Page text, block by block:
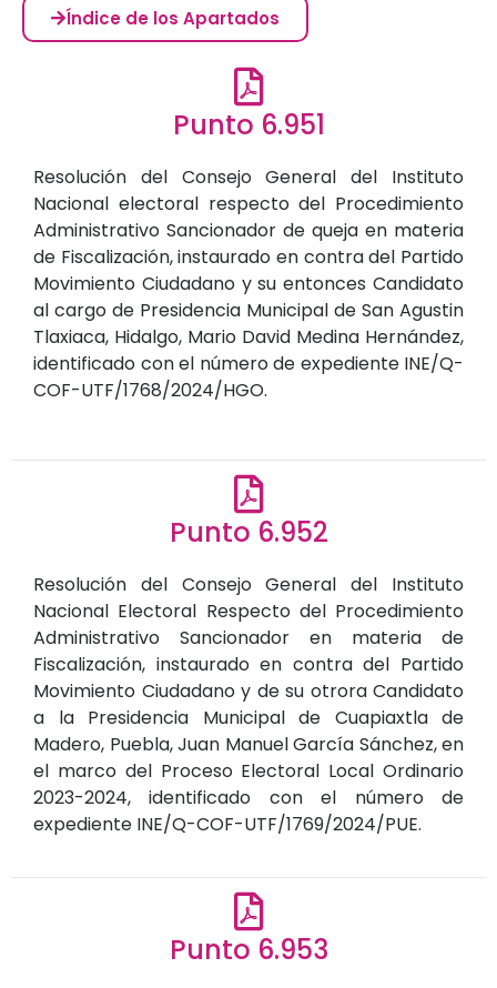
Índice de los Apartados
Punto 6.951
Resolución del Consejo General del Instituto
Nacional electoral respecto del Procedimiento
Administrativo Sancionador de queja en materia
de Fiscalización, instaurado en contra del Partido
Movimiento Ciudadano y su entonces Candidato
al cargo de Presidencia Municipal de San Agustin
Tlaxiaca, Hidalgo, Mario David Medina Hernández,
identificado con el número de expediente INE/Q-
COF-UTF/1768/2024/HGO.
Punto 6.952
Resolución del Consejo General del Instituto
Nacional Electoral Respecto del Procedimiento
Administrativo Sancionador en materia de
Fiscalización, instaurado en contra del Partido
Movimiento Ciudadano y de su otrora Candidato
a la Presidencia Municipal de Cuapiaxtla de
Madero, Puebla, Juan Manuel García Sánchez, en
el marco del Proceso Electoral Local Ordinario
2023-2024, identificado con el número de
expediente INE/Q-COF-UTF/1769/2024/PUE.
Punto 6.953